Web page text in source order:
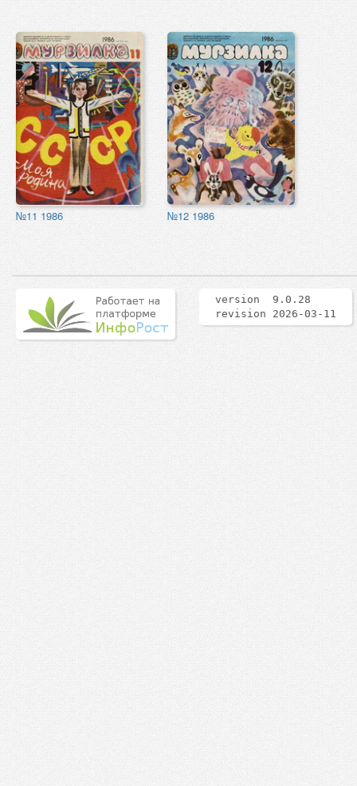
№11 1986 №12 1986
version 9.0.28
revision 2026-03-11